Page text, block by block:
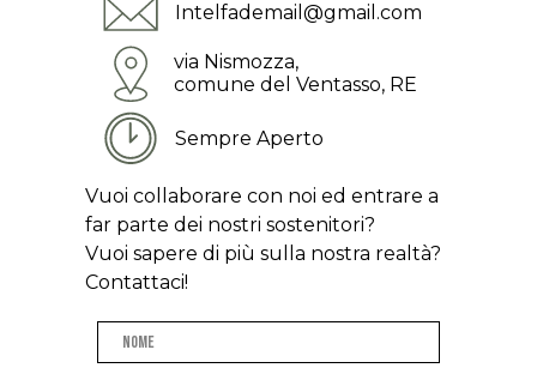
Intelfademail@gmail.com
via Nismozza,
comune del Ventasso, RE
Sempre Aperto
Vuoi collaborare con noi ed entrare a
far parte dei nostri sostenitori?
Vuoi sapere di più sulla nostra realtà?
Contattaci!